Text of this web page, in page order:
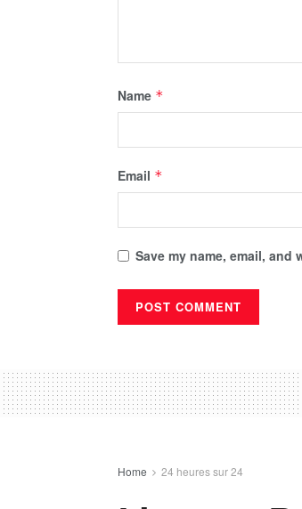
Name *
Email *
Save my name, email,
Home 24 heures sur 24